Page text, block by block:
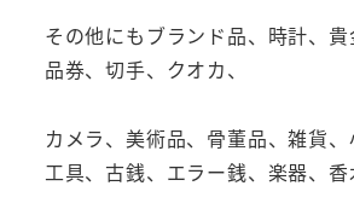
その他にもブランド品、時計、
品券、切手、クオカ、
カメラ、美術品、骨董品、雑貨
工具、古銭、エラー銭、楽器、香